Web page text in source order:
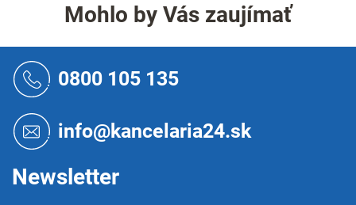
Mohlo by Vás zaujímať
0800 105 135
info@kancelaria24.sk
Newsletter